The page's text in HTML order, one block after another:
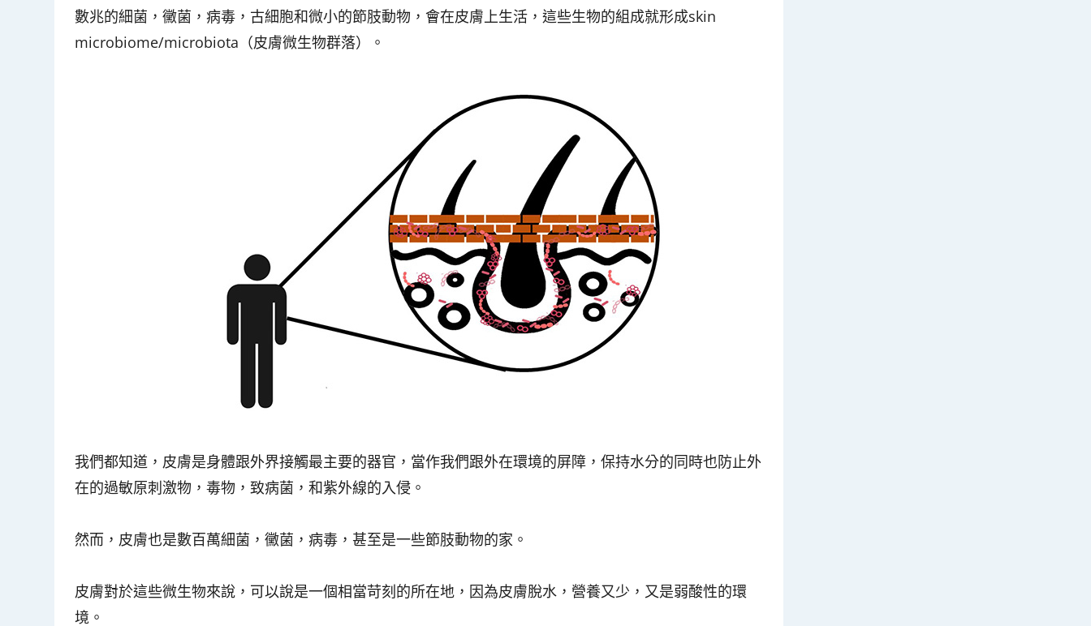
數兆的細菌，黴菌，病毒，古細胞和微小的節肢動物，會在皮膚上生活，這些生物的組成就形成skin
microbiome/microbiota（皮膚微生物群落）。
我們都知道，皮膚是身體跟外界接觸最主要的器官，當作我們跟外在環境的屏障，保持水分的同時也防止外
在的過敏原刺激物，毒物，致病菌，和紫外線的入侵。
然而，皮膚也是數百萬細菌，黴菌，病毒，甚至是一些節肢動物的家。
皮膚對於這些微生物來說，可以說是一個相當苛刻的所在地，因為皮膚脫水，營養又少，又是弱酸性的環
境。